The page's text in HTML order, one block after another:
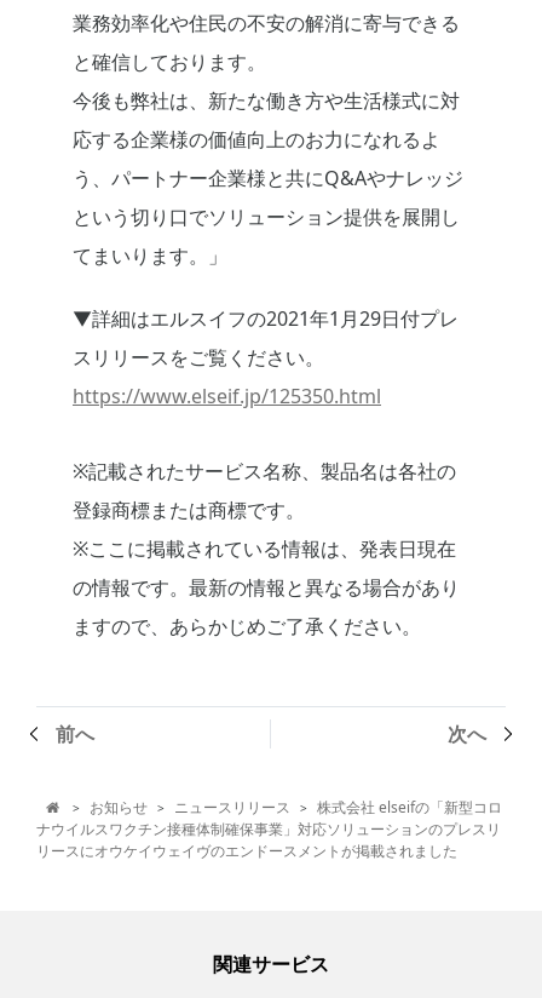
業務効率化や住民の不安の解消に寄与できる
と確信しております。
今後も弊社は、新たな働き方や生活様式に対
応する企業様の価値向上のお力になれるよ
う、パートナー企業様と共にQ&Aやナレッジ
という切り口でソリューション提供を展開し
てまいります。」
▼詳細はエルスイフの2021年1月29日付プレ
スリリースをご覧ください。
https://www.elseif.jp/125350.html
※記載されたサービス名称、製品名は各社の
登録商標または商標です。
※ここに掲載されている情報は、発表日現在
の情報です。最新の情報と異なる場合があり
ますので、あらかじめご了承ください。
前へ 次へ
 > お知らせ > ニュースリリース > 株式会社 elseifの「新型コロ
ナウイルスワクチン接種体制確保事業」対応ソリューションのプレスリ
リースにオウケイウェイヴのエンドースメントが掲載されました
関連サービス